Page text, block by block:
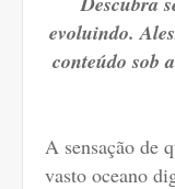
evoluindo.
conteúdo sob
A sensação de
vasto oceano